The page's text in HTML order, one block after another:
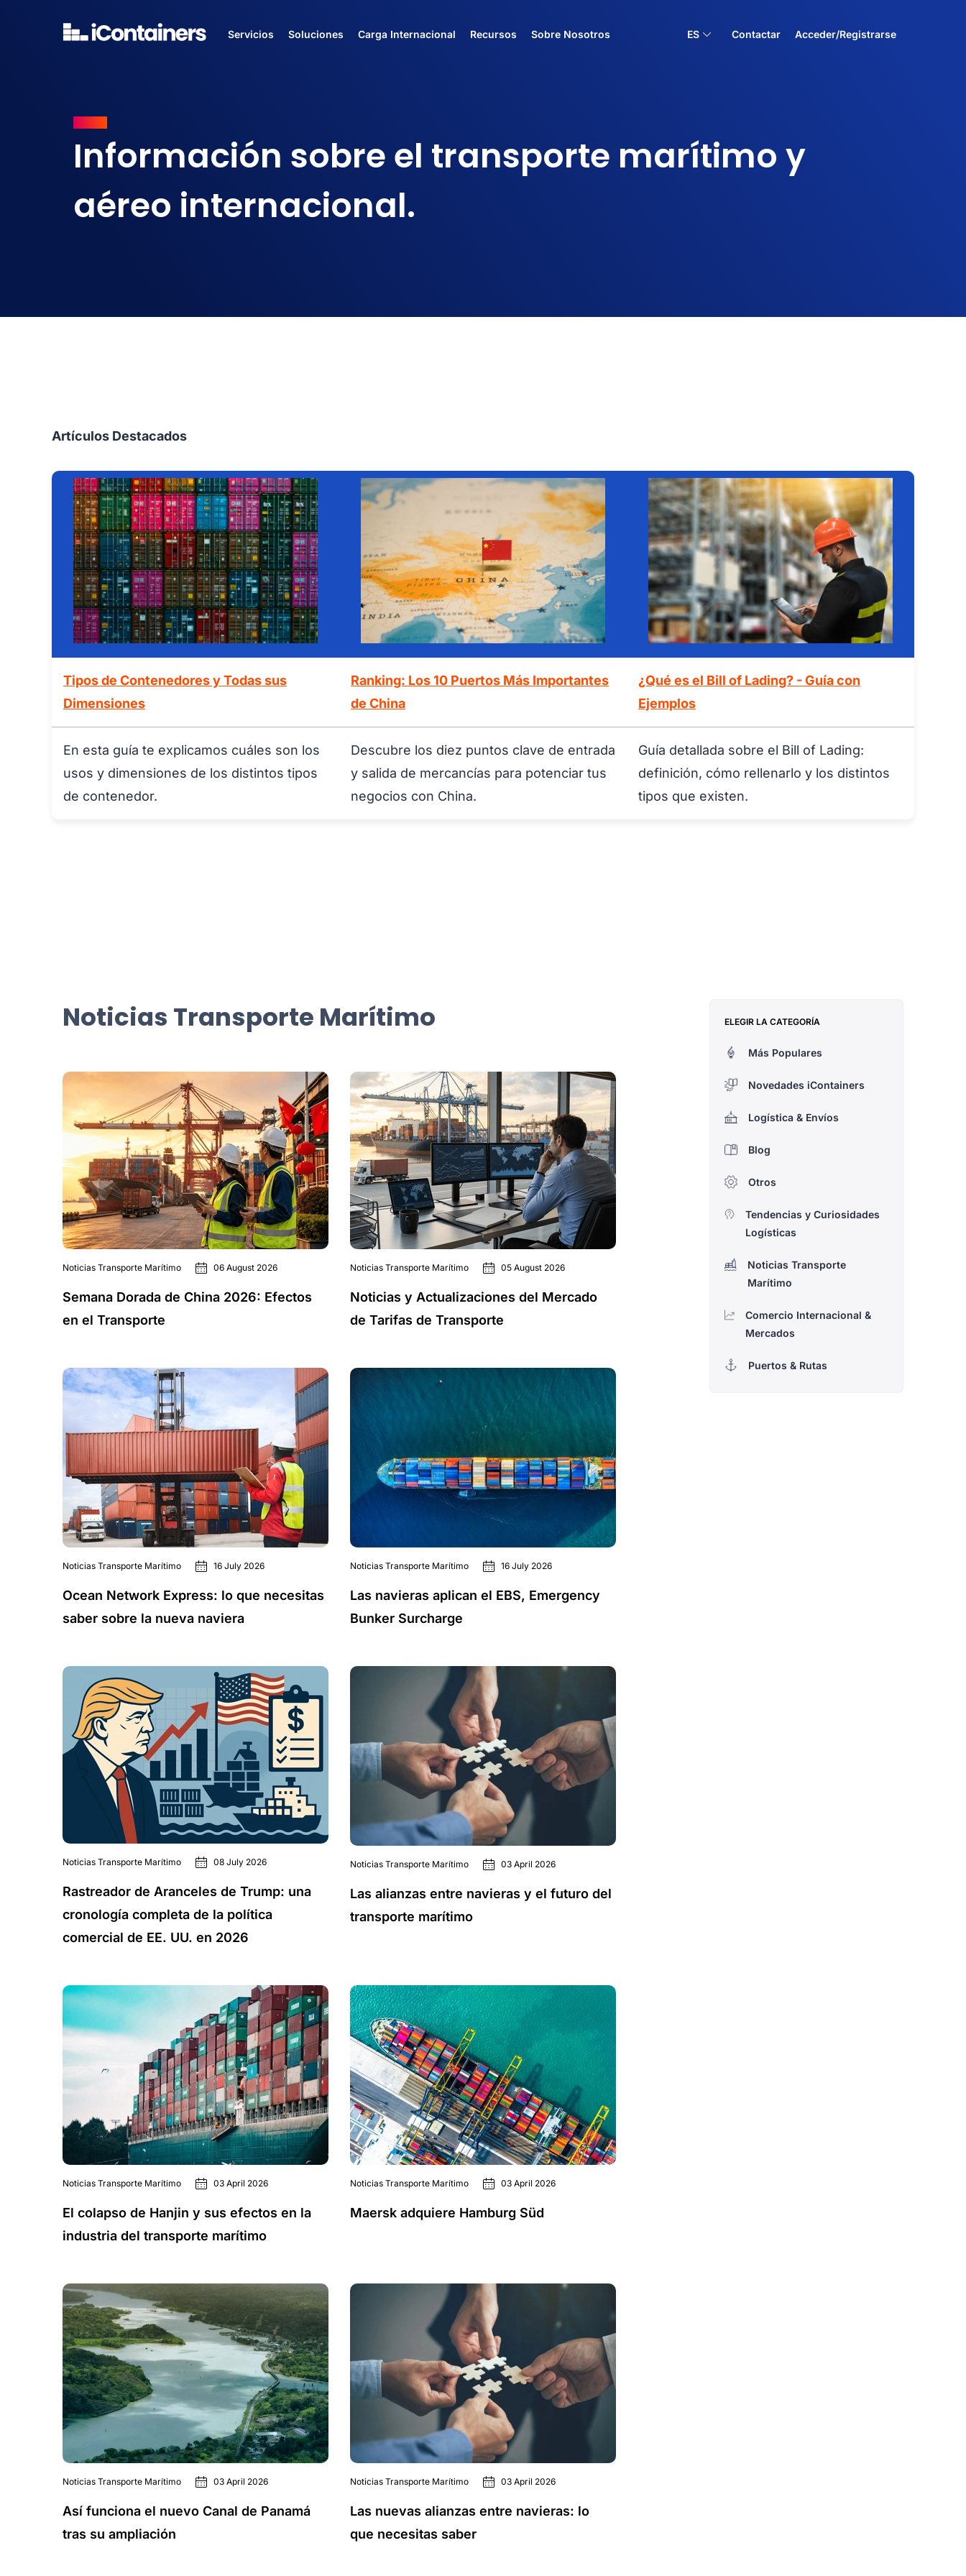
Servicios Soluciones Carga Internacional Recursos Sobre Nosotros ES Contactar Acceder/Registrarse
Información sobre el transporte marítimo y
aéreo internacional.
Artículos Destacados
Tipos de Contenedores y Todas sus
Dimensiones
Ranking: Los 10 Puertos Más Importantes
de China
¿Qué es el Bill of Lading? - Guía con
Ejemplos
En esta guía te explicamos cuáles son los
usos y dimensiones de los distintos tipos
de contenedor.
Descubre los diez puntos clave de entrada
y salida de mercancías para potenciar tus
negocios con China.
Guía detallada sobre el Bill of Lading:
definición, cómo rellenarlo y los distintos
tipos que existen.
Noticias Transporte Marítimo
Noticias Transporte Marítimo 06 August 2026
Semana Dorada de China 2026: Efectos
en el Transporte
Noticias Transporte Marítimo 05 August 2026
Noticias y Actualizaciones del Mercado
de Tarifas de Transporte
Noticias Transporte Marítimo 16 July 2026
Ocean Network Express: lo que necesitas
saber sobre la nueva naviera
Noticias Transporte Marítimo 16 July 2026
Las navieras aplican el EBS, Emergency
Bunker Surcharge
Noticias Transporte Marítimo 08 July 2026
Rastreador de Aranceles de Trump: una
cronología completa de la política
comercial de EE. UU. en 2026
Noticias Transporte Marítimo 03 April 2026
Las alianzas entre navieras y el futuro del
transporte marítimo
Noticias Transporte Marítimo 03 April 2026
El colapso de Hanjin y sus efectos en la
industria del transporte marítimo
Noticias Transporte Marítimo 03 April 2026
Maersk adquiere Hamburg Süd
Noticias Transporte Marítimo 03 April 2026
Así funciona el nuevo Canal de Panamá
tras su ampliación
Noticias Transporte Marítimo 03 April 2026
Las nuevas alianzas entre navieras: lo
que necesitas saber
ELEGIR LA CATEGORÍA
Más Populares
Novedades iContainers
Logística & Envíos
Blog
Otros
Tendencias y Curiosidades
Logísticas
Noticias Transporte
Marítimo
Comercio Internacional &
Mercados
Puertos & Rutas